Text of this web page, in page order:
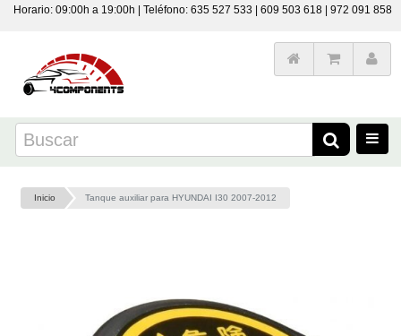
Horario: 09:00h a 19:00h | Teléfono: 635 527 533 | 609 503 618 | 972 091 858
Inicio Tanque auxiliar para HYUNDAI I30 2007-2012